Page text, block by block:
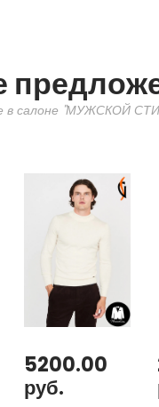
в салоне "МУЖСКОЙ
5200.00
руб.